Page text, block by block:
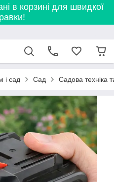
в корзині для швидкої
і сад Сад Садова техніка